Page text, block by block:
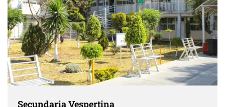
Secundaria Vespertina